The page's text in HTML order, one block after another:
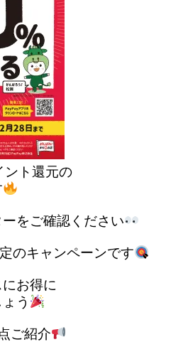
ント還元の
をご確認ください
のキャンペーンです
お得に
う
ご紹介